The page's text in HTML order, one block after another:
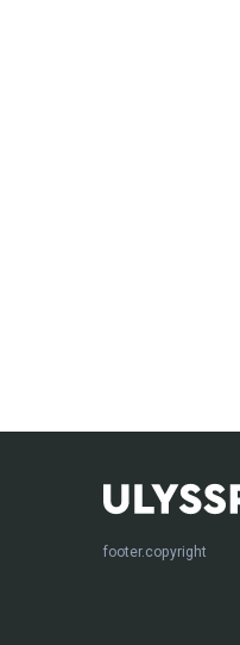
footer.copyright